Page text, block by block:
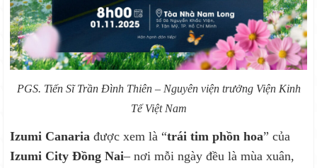
PGS. Tiến Sĩ Trần Đình Thiên – Nguyên viện trưởng Viện Kinh
Tế Việt Nam
Izumi Canaria được xem là “trái tim phồn hoa” của
Izumi City Đồng Nai– nơi mỗi ngày đều là mùa xuân,